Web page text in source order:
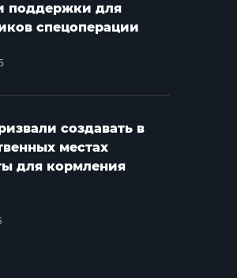
поддержки для
спецоперации
создавать в
местах
для кормления